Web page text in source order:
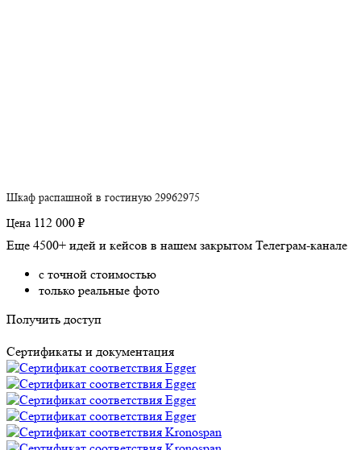
Шкаф распашной в гостиную 29962975
Цена 112 000 ₽
Еще 4500+ идей и кейсов в нашем закрытом Телеграм-канале
с точной стоимостью
только реальные фото
Получить доступ
Сертификаты и документация